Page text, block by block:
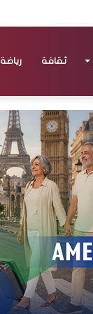
ثقافة رياضة